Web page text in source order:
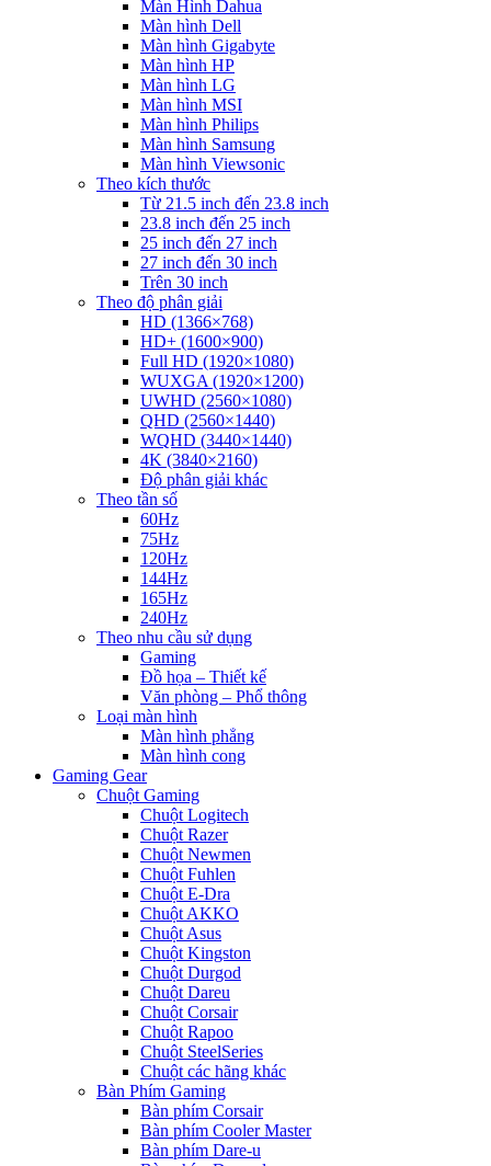
Màn Hình Dahua
Màn hình Dell
Màn hình Gigabyte
Màn hình HP
Màn hình LG
Màn hình MSI
Màn hình Philips
Màn hình Samsung
Màn hình Viewsonic
Theo kích thước
Từ 21.5 inch đến 23.8 inch
23.8 inch đến 25 inch
25 inch đến 27 inch
27 inch đến 30 inch
Trên 30 inch
Theo độ phân giải
HD (1366×768)
HD+ (1600×900)
Full HD (1920×1080)
WUXGA (1920×1200)
UWHD (2560×1080)
QHD (2560×1440)
WQHD (3440×1440)
4K (3840×2160)
Độ phân giải khác
Theo tần số
60Hz
75Hz
120Hz
144Hz
165Hz
240Hz
Theo nhu cầu sử dụng
Gaming
Đồ họa – Thiết kế
Văn phòng – Phổ thông
Loại màn hình
Màn hình phẳng
Màn hình cong
Gaming Gear
Chuột Gaming
Chuột Logitech
Chuột Razer
Chuột Newmen
Chuột Fuhlen
Chuột E-Dra
Chuột AKKO
Chuột Asus
Chuột Kingston
Chuột Durgod
Chuột Dareu
Chuột Corsair
Chuột Rapoo
Chuột SteelSeries
Chuột các hãng khác
Bàn Phím Gaming
Bàn phím Corsair
Bàn phím Cooler Master
Bàn phím Dare-u